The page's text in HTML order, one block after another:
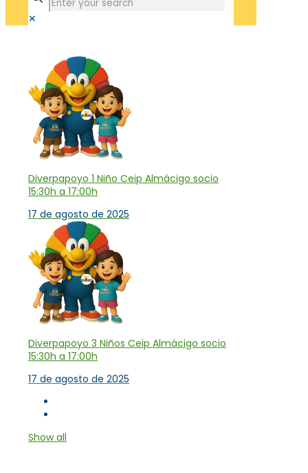
✕
Diverpapoyo 1 Niño Ceip Almácigo socio
15:30h a 17:00h
17 de agosto de 2025
Diverpapoyo 3 Niños Ceip Almácigo socio
15:30h a 17:00h
17 de agosto de 2025
Show all